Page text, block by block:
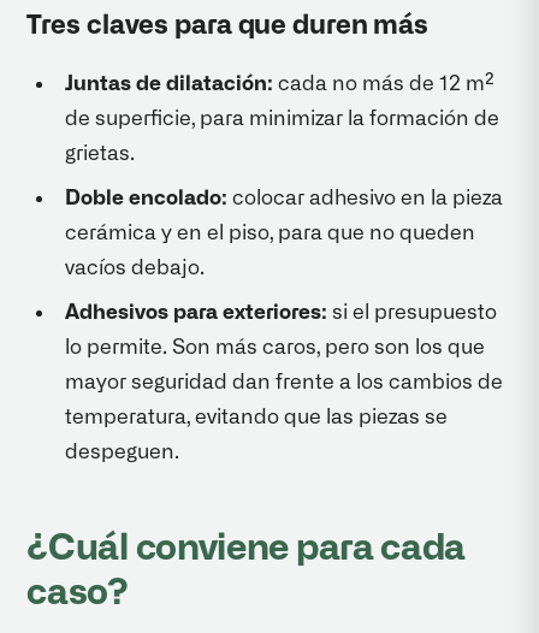
Tres claves para que duren más
Juntas de dilatación: cada no más de 12 m²
de superficie, para minimizar la formación de
grietas.
Doble encolado: colocar adhesivo en la pieza
cerámica y en el piso, para que no queden
vacíos debajo.
Adhesivos para exteriores: si el presupuesto
lo permite. Son más caros, pero son los que
mayor seguridad dan frente a los cambios de
temperatura, evitando que las piezas se
despeguen.
¿Cuál conviene para cada
caso?